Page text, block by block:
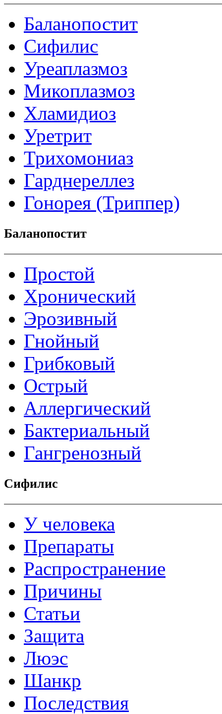
Баланопостит
Сифилис
Уреаплазмоз
Микоплазмоз
Хламидиоз
Уретрит
Трихомониаз
Гарднереллез
Гонорея (Триппер)
Баланопостит
Простой
Хронический
Эрозивный
Гнойный
Грибковый
Острый
Аллергический
Бактериальный
Гангренозный
Сифилис
У человека
Препараты
Распространение
Причины
Статьи
Защита
Люэс
Шанкр
Последствия